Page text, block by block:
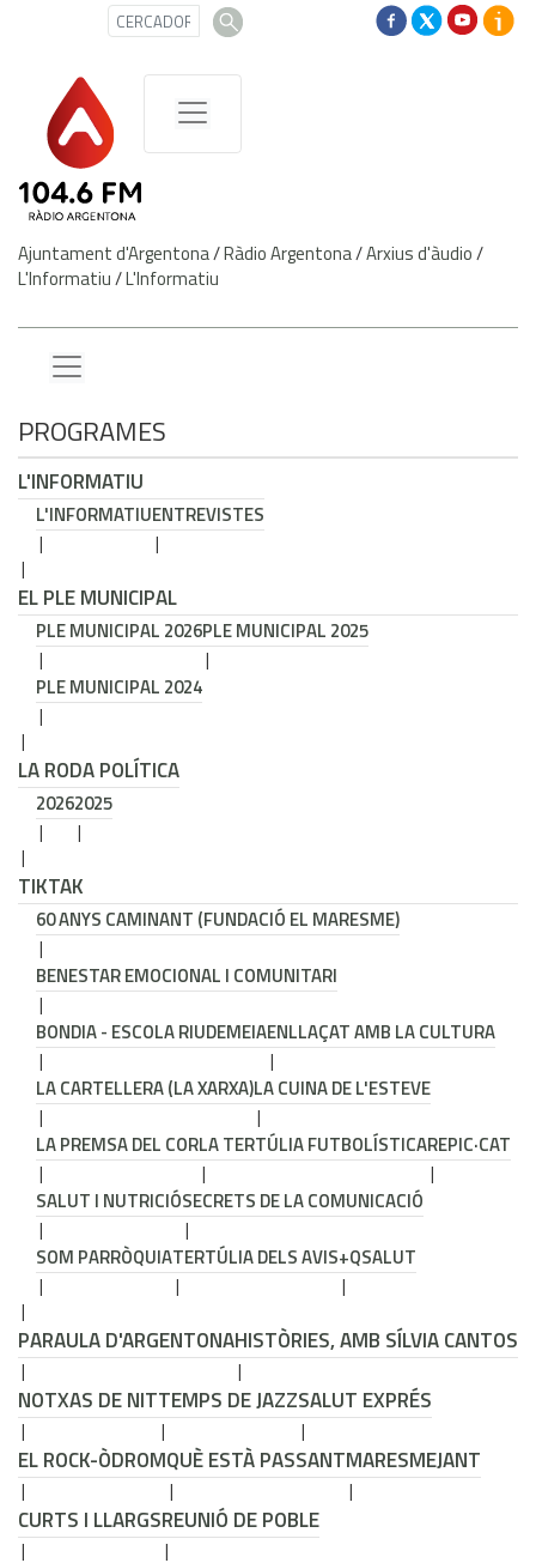
Ajuntament d'Argentona/Ràdio Argentona/Arxius d'àudio/
L'Informatiu/L'Informatiu
PROGRAMES
L'INFORMATIU
L'INFORMATIUENTREVISTES
EL PLE MUNICIPAL
PLE MUNICIPAL 2026PLE MUNICIPAL 2025
PLE MUNICIPAL 2024
LA RODA POLÍTICA
20262025
TIKTAK
60 ANYS CAMINANT (FUNDACIÓ EL MARESME)
BENESTAR EMOCIONAL I COMUNITARI
BONDIA - ESCOLA RIUDEMEIAENLLAÇAT AMB LA CULTURA
LA CARTELLERA (LA XARXA)LA CUINA DE L'ESTEVE
LA PREMSA DEL CORLA TERTÚLIA FUTBOLÍSTICAREPIC·CAT
SALUT I NUTRICIÓSECRETS DE LA COMUNICACIÓ
SOM PARRÒQUIATERTÚLIA DELS AVIS+QSALUT
PARAULA D'ARGENTONAHISTÒRIES, AMB SÍLVIA CANTOS
NOTXAS DE NITTEMPS DE JAZZSALUT EXPRÉS
EL ROCK-ÒDROMQUÈ ESTÀ PASSANTMARESMEJANT
CURTS I LLARGSREUNIÓ DE POBLE